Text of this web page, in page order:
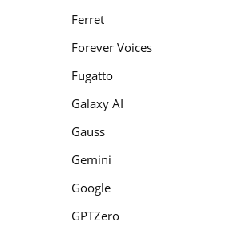
Ferret
Forever Voices
Fugatto
Galaxy AI
Gauss
Gemini
Google
GPTZero